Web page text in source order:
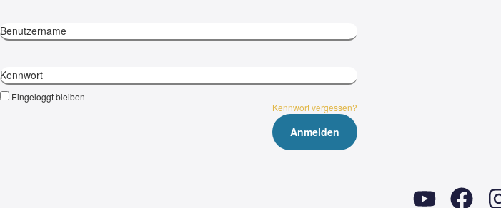
Benutzername
Kennwort
Eingeloggt bleiben
Kennwort vergessen?